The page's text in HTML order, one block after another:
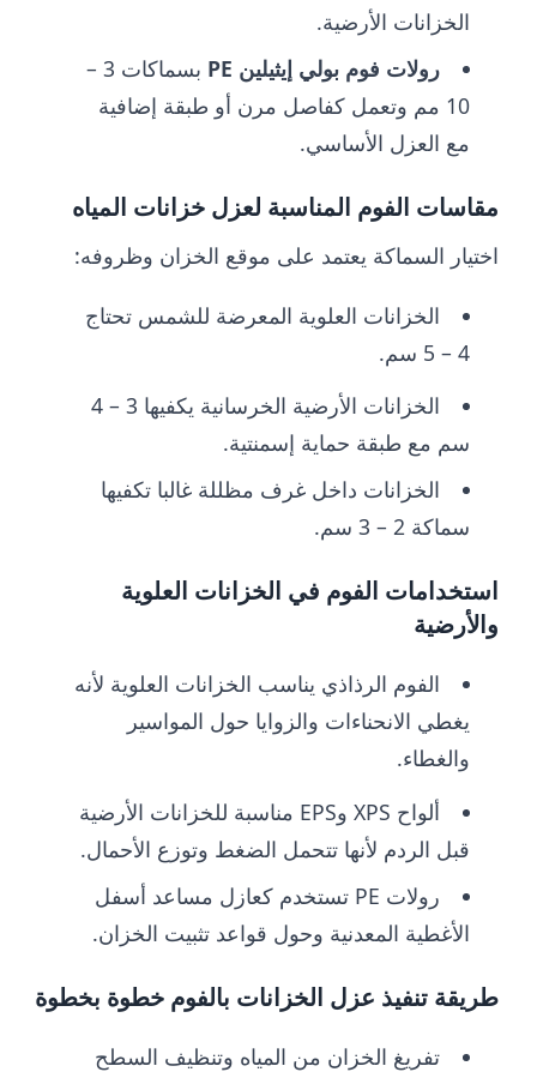
الخزانات الأرضية.
رولات فوم بولي إيثيلين
بسماكات 3 –
10 مم وتعمل كفاصل مرن أو طبقة إضافية
مع العزل الأساسي.
مقاسات الفوم المناسبة لعزل خزانات المياه
اختيار السماكة يعتمد على موقع الخزان وظروفه:
الخزانات العلوية المعرضة للشمس تحتاج
4 – 5 سم.
الخزانات الأرضية الخرسانية يكفيها 3 – 4
سم مع طبقة حماية إسمنتية.
الخزانات داخل غرف مظللة غالبا تكفيها
سماكة 2 – 3 سم.
استخدامات الفوم في الخزانات العلوية
والأرضية
الفوم الرذاذي يناسب الخزانات العلوية لأنه
يغطي الانحناءات والزوايا حول المواسير
والغطاء.
ألواح XPS وEPS مناسبة للخزانات الأرضية
قبل الردم لأنها تتحمل الضغط وتوزع الأحمال.
رولات PE تستخدم كعازل مساعد أسفل
الأغطية المعدنية وحول قواعد تثبيت الخزان.
طريقة تنفيذ عزل الخزانات بالفوم خطوة بخطوة
تفريغ الخزان من المياه وتنظيف السطح